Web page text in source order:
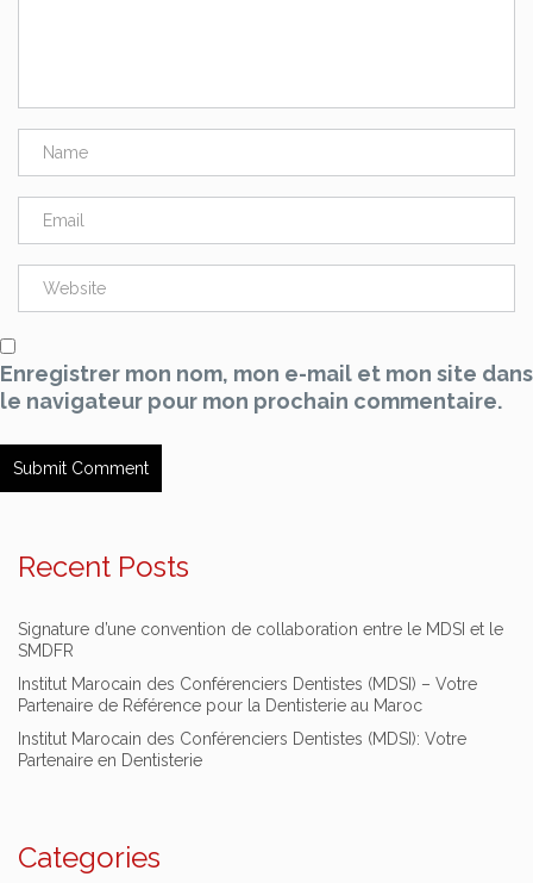
Enregistrer mon nom, mon e-mail et mon site dans
le navigateur pour mon prochain commentaire.
Recent Posts
Signature d’une convention de collaboration entre le MDSI et le
SMDFR
Institut Marocain des Conférenciers Dentistes (MDSI) – Votre
Partenaire de Référence pour la Dentisterie au Maroc
Institut Marocain des Conférenciers Dentistes (MDSI): Votre
Partenaire en Dentisterie
Categories